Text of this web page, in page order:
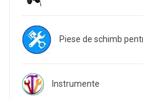
Piese de schimb
Instrumente